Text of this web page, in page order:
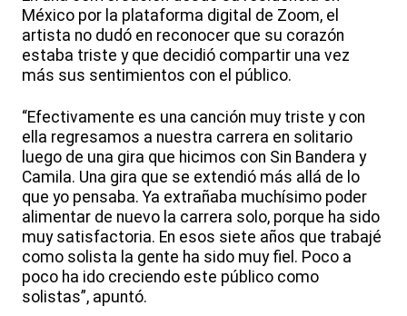
México por la plataforma digital de Zoom, el
artista no dudó en reconocer que su corazón
estaba triste y que decidió compartir una vez
más sus sentimientos con el público.
“Efectivamente es una canción muy triste y con
ella regresamos a nuestra carrera en solitario
luego de una gira que hicimos con Sin Bandera y
Camila. Una gira que se extendió más allá de lo
que yo pensaba. Ya extrañaba muchísimo poder
alimentar de nuevo la carrera solo, porque ha sido
muy satisfactoria. En esos siete años que trabajé
como solista la gente ha sido muy fiel. Poco a
poco ha ido creciendo este público como
solistas”, apuntó.